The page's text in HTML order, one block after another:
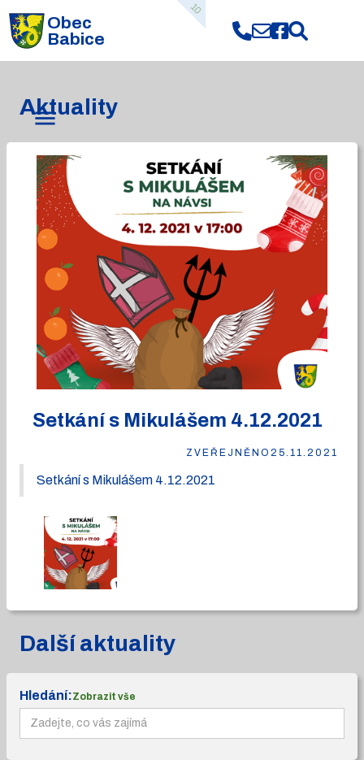
Obec
Babice
10
Aktuality
Setkání s Mikulášem 4.12.2021
ZVEŘEJNĚNO 25.11.2021
Setkání s Mikulášem 4.12.2021
Další aktuality
Hledání:Zobrazit vše